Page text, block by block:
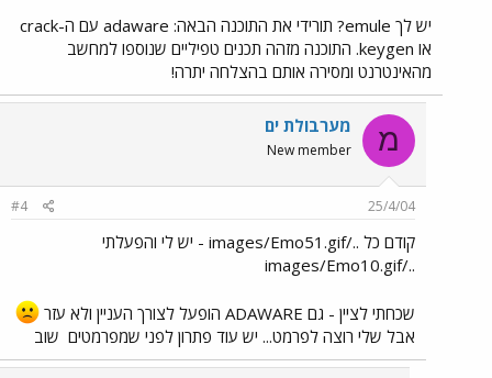
יש לך emule? תורידי את התוכנה הבאה: adaware עם ה-crack
או keygen. התוכנה מזהה תכנים טפיליים שנוספו למחשב
מהאינטרנט ומסירה אותם בהצלחה יתרה!
מ מערבולת ים
New member
25/4/04
#4
קודם כל ../images/Emo51.gif - יש לי והפעלתי
../images/Emo10.gif
שכחתי לציין - גם ADAWARE הופעל לצורך העניין ולא עזר
אבל שלי רוצה לפרמט... יש עוד פתרון לפני שמפרמטים שוב